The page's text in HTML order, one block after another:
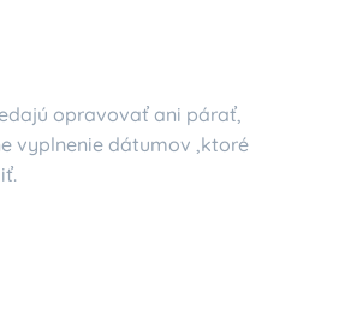
opravovať ani párať,
vyplnenie dátumov ,ktoré